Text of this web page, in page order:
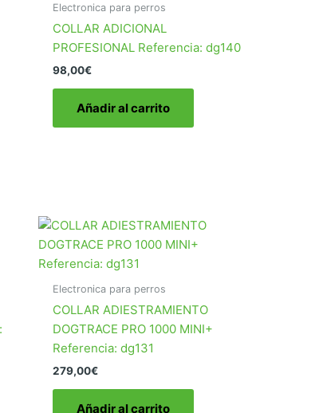
Electronica para perros
COLLAR ADICIONAL
PROFESIONAL Referencia: dg140
98,00€
Añadir al carrito
Electronica para perros
COLLAR ADIESTRAMIENTO
DOGTRACE PRO 1000 MINI+
Referencia: dg131
279,00€
Añadir al carrito